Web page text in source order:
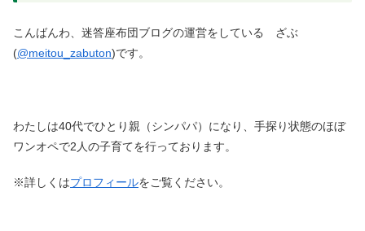
こんばんわ、迷答座布団ブログの運営をしている ざぶ
(@meitou_zabuton)です。
わたしは40代でひとり親（シンパパ）になり、手探り状態のほぼ
ワンオペで2人の子育てを行っております。
※詳しくはプロフィールをご覧ください。